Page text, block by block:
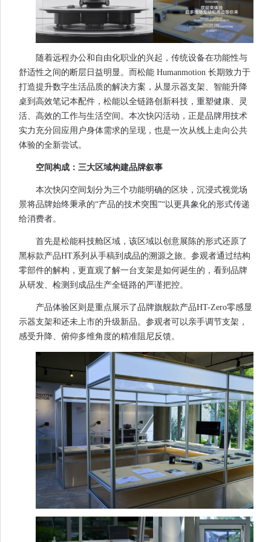
随着远程办公和自由化职业的兴起，传统设备在功能性与
舒适性之间的断层日益明显。而松能 Humanmotion 长期致力于
打造提升数字生活品质的解决方案，从显示器支架、智能升降
桌到高效笔记本配件，松能以全链路创新科技，重塑健康、灵
活、高效的工作与生活空间。本次快闪活动，正是品牌用技术
实力充分回应用户身体需求的呈现，也是一次从线上走向公共
体验的全新尝试。
空间构成：三大区域构建品牌叙事
本次快闪空间划分为三个功能明确的区块，沉浸式视觉场
景将品牌始终秉承的“产品的技术突围”“以更具象化的形式传递
给消费者。
首先是松能科技舱区域，该区域以创意展陈的形式还原了
黑标款产品HT系列从手稿到成品的溯源之旅。参观者通过结构
零部件的解构，更直观了解一台支架是如何诞生的，看到品牌
从研发、检测到成品生产全链路的严谨把控。
产品体验区则是重点展示了品牌旗舰款产品HT-Zero零感显
示器支架和还未上市的升级新品。参观者可以亲手调节支架，
感受升降、俯仰多维角度的精准阻尼反馈。